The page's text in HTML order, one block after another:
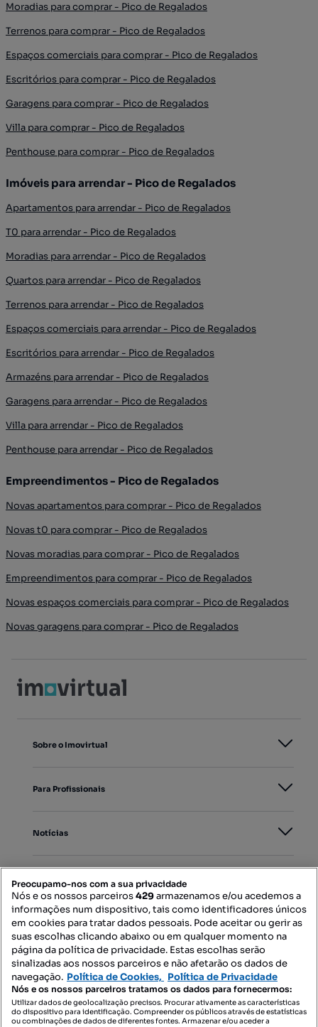
Moradias para comprar - Pico de Regalados
Terrenos para comprar - Pico de Regalados
Espaços comerciais para comprar - Pico de Regalados
Escritórios para comprar - Pico de Regalados
Garagens para comprar - Pico de Regalados
Villa para comprar - Pico de Regalados
Penthouse para comprar - Pico de Regalados
Imóveis para arrendar - Pico de Regalados
Apartamentos para arrendar - Pico de Regalados
T0 para arrendar - Pico de Regalados
Moradias para arrendar - Pico de Regalados
Quartos para arrendar - Pico de Regalados
Terrenos para arrendar - Pico de Regalados
Espaços comerciais para arrendar - Pico de Regalados
Escritórios para arrendar - Pico de Regalados
Armazéns para arrendar - Pico de Regalados
Garagens para arrendar - Pico de Regalados
Villa para arrendar - Pico de Regalados
Penthouse para arrendar - Pico de Regalados
Empreendimentos - Pico de Regalados
Novas apartamentos para comprar - Pico de Regalados
Novas t0 para comprar - Pico de Regalados
Novas moradias para comprar - Pico de Regalados
Empreendimentos para comprar - Pico de Regalados
Novas espaços comerciais para comprar - Pico de Regalados
Novas garagens para comprar - Pico de Regalados
Sobre o Imovirtual
Para Profissionais
Notícias
Mapa do Site
Contacte-nos
SIGA-NOS:
Preocupamo-nos com a sua privacidade
Nós e os nossos parceiros429armazenamos e/ou acedemos a
informações num dispositivo, tais como identificadores únicos
em cookies para tratar dados pessoais. Pode aceitar ou gerir as
suas escolhas clicando abaixo ou em qualquer momento na
página da política de privacidade. Estas escolhas serão
sinalizadas aos nossos parceiros e não afetarão os dados de
navegação. Política de Cookies, Política de Privacidade
Nós e os nossos parceiros tratamos os dados para fornecermos:
Utilizar dados de geolocalização precisos. Procurar ativamente as características
do dispositivo para identificação. Compreender os públicos através de estatísticas
ou combinações de dados de diferentes fontes. Armazenar e/ou aceder a